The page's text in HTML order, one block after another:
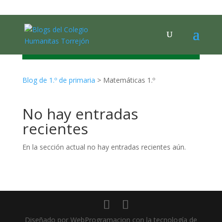
MATEMÁTICAS
Blog de 1.º de primaria > Matemáticas 1.º
No hay entradas
recientes
En la sección actual no hay entradas recientes aún.
Diseñado por WebProgramacion con la tecnología de